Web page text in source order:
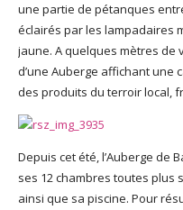
une partie de pétanques
éclairés par les lampadaires
jaune. A quelques mètres de
d’une Auberge affichant une
des produits du terroir local,
Depuis cet été, l’Auberge de
ses 12 chambres toutes plus
ainsi que sa piscine. Pour